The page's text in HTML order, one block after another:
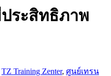
ระสิทธิภาพ
TZ Training Zenter, ศูนย์เทรน